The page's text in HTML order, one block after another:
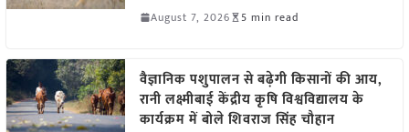
August 7, 2026 5 min read
वैज्ञानिक पशुपालन से बढ़ेगी किसानों की आय,
रानी लक्ष्मीबाई केंद्रीय कृषि विश्वविद्यालय के
कार्यक्रम में बोले शिवराज सिंह चौहान